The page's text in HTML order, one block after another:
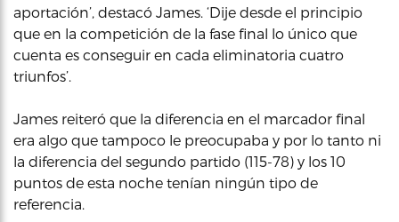
aportación’, destacó James. ‘Dije desde el principio
que en la competición de la fase final lo único que
cuenta es conseguir en cada eliminatoria cuatro
triunfos’.
James reiteró que la diferencia en el marcador final
era algo que tampoco le preocupaba y por lo tanto ni
la diferencia del segundo partido (115-78) y los 10
puntos de esta noche tenían ningún tipo de
referencia.